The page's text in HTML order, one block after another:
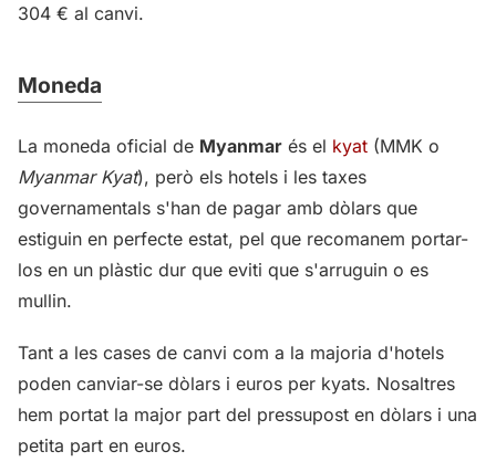
304 € al canvi.
Moneda
La moneda oficial de Myanmar és el kyat (MMK o
Myanmar Kyat), però els hotels i les taxes
governamentals s'han de pagar amb dòlars que
estiguin en perfecte estat, pel que recomanem portar-
los en un plàstic dur que eviti que s'arruguin o es
mullin.
Tant a les cases de canvi com a la majoria d'hotels
poden canviar-se dòlars i euros per kyats. Nosaltres
hem portat la major part del pressupost en dòlars i una
petita part en euros.